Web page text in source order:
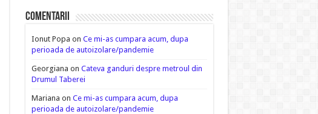
Comentarii
Ionut Popa on Ce mi-as cumpara acum, dupa
perioada de autoizolare/pandemie
Georgiana on Cateva ganduri despre metroul din
Drumul Taberei
Mariana on Ce mi-as cumpara acum, dupa
perioada de autoizolare/pandemie